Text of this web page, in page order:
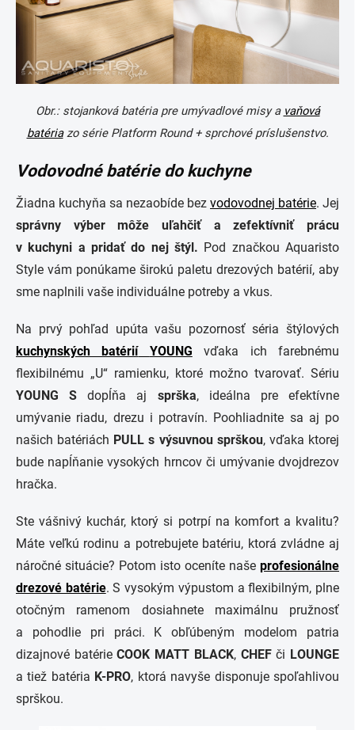
Obr.: stojanková batéria pre umývadlové misy a vaňová
batériazo série Platform Round + sprchové príslušenstvo.
Vodovodné batérie do kuchyne
Žiadna kuchyňa sa nezaobíde bez vodovodnej batérie. Jej
správny výber môže uľahčiť a zefektívniť prácu
v kuchyni a pridať do nej štýl. Pod značkou Aquaristo
Style vám ponúkame širokú paletu drezových batérií, aby
sme naplnili vaše individuálne potreby a vkus.
Na prvý pohľad upúta vašu pozornosť séria štýlových
kuchynských batérií
YOUNG vďaka ich farebnému
flexibilnému „U“ ramienku, ktoré možno tvarovať. Sériu
YOUNG S dopĺňa aj sprška, ideálna pre efektívne
umývanie riadu, drezu i potravín. Poohliadnite sa aj po
našich batériách PULL s výsuvnou sprškou, vďaka ktorej
bude napĺňanie vysokých hrncov či umývanie dvojdrezov
hračka.
Ste vášnivý kuchár, ktorý si potrpí na komfort a kvalitu?
Máte veľkú rodinu a potrebujete batériu, ktorá zvládne aj
náročné situácie? Potom isto oceníte naše profesionálne
drezové batérie. S vysokým výpustom a flexibilným, plne
otočným ramenom dosiahnete maximálnu pružnosť
a pohodlie pri práci. K obľúbeným modelom patria
dizajnové batérieCOOK MATT BLACK, CHEFči LOUNGE
a tiež batéria K-PRO, ktorá navyše disponuje spoľahlivou
sprškou.